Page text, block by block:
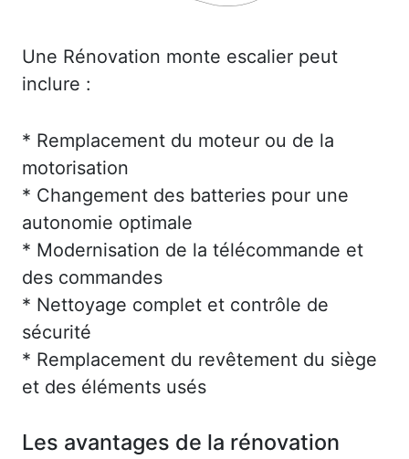
Une Rénovation monte escalier peut
inclure :
* Remplacement du moteur ou de la
motorisation
* Changement des batteries pour une
autonomie optimale
* Modernisation de la télécommande et
des commandes
* Nettoyage complet et contrôle de
sécurité
* Remplacement du revêtement du siège
et des éléments usés
Les avantages de la rénovation